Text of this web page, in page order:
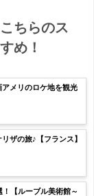
ちらのス
め！
メリのロケ地を観光
ザの旅♪【フランス】
【ルーブル美術館～